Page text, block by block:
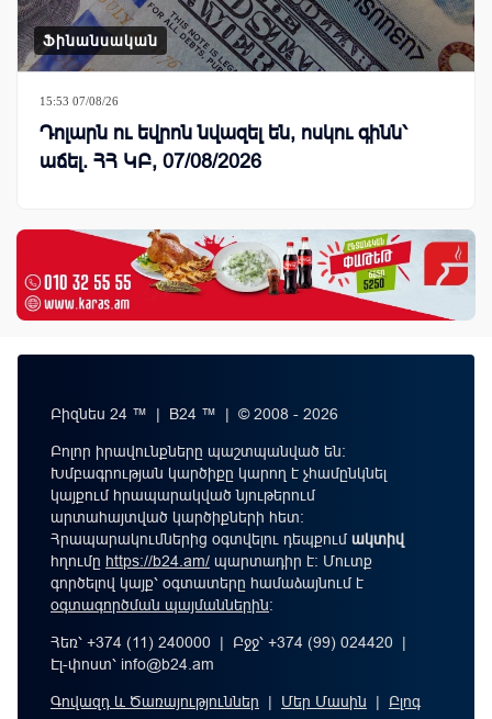
Ֆինանսական
15:53 07/08/26
Դոլարն ու եվրոն նվազել են, ոսկու գինն՝
աճել. ՀՀ ԿԲ, 07/08/2026
Բիզնես 24 ™ | B24 ™ | © 2008 - 2026
Բոլոր իրավունքները պաշտպանված են:
Խմբագրության կարծիքը կարող է չհամընկնել
կայքում հրապարակված նյութերում
արտահայտված կարծիքների հետ:
Հրապարակումներից օգտվելու դեպքումակտիվ
հղումը https://b24.am/ պարտադիր է: Մուտք
գործելով կայք՝ օգտատերը համաձայնում է
օգտագործման պայմաններին։
Հեռ՝ +374 (11) 240000 | Բջջ՝ +374 (99) 024420 |
Էլ-փոստ՝ info@b24.am
Գովազդ և Ծառայություններ | Մեր Մասին | Բլոգ